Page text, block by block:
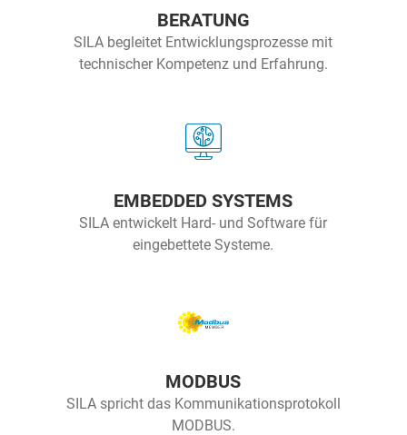
BERATUNG
SILA begleitet Entwicklungsprozesse mit
technischer Kompetenz und Erfahrung.
EMBEDDED SYSTEMS
SILA entwickelt Hard- und Software für
eingebettete Systeme.
MODBUS
SILA spricht das Kommunikationsprotokoll
MODBUS.